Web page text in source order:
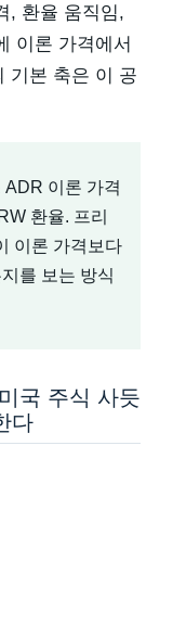
, 환율 움직임,
이론 가격에서
기본 축은 이 공
이론 가격
환율. 프리
이론 가격보다
를 보는 방식
국 주식 사듯
다